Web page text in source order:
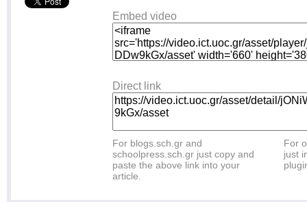
Embed video
Direct link
For blogs.sch.gr and
schoolpress.sch.gr just copy and
paste the above link into your
article.
For
just